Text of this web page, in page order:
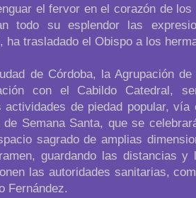
el fervor en el corazón de
todo su esplendor las
ha trasladado el Obispo a los
de Córdoba, la Agrupación
con el Cabildo Catedral,
actividades de piedad popular,
Semana Santa, que se
sagrado de amplias
guardando las distancias y
las autoridades sanitarias,
Fernández.